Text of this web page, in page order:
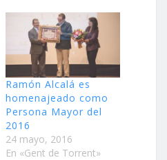
Ramón Alcalá es
homenajeado como
Persona Mayor del
2016
24 mayo, 2016
En «Gent de Torrent»